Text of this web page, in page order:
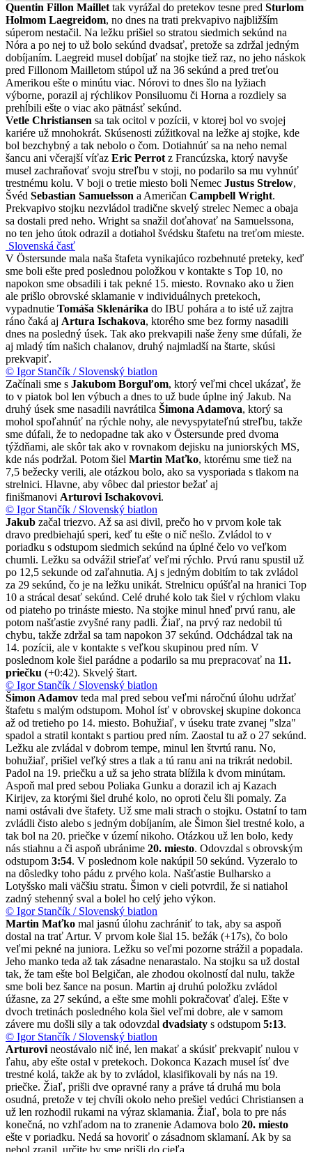
Quentin Fillon Maillet tak vyrážal do pretekov tesne pred Sturlom
Holmom Laegreidom, no dnes na trati prekvapivo najbližším
súperom nestačil. Na ležku prišiel so stratou siedmich sekúnd na
Nóra a po nej to už bolo sekúnd dvadsať, pretože sa zdržal jedným
dobíjaním. Laegreid musel dobíjať na stojke tiež raz, no jeho náskok
pred Fillonom Mailletom stúpol už na 36 sekúnd a pred treťou
Amerikou ešte o minútu viac. Nórovi to dnes šlo na lyžiach
výborne, porazil aj rýchlikov Ponsiluomu či Horna a rozdiely sa
prehĺbili ešte o viac ako pätnásť sekúnd.
Vetle Christiansen sa tak ocitol v pozícii, v ktorej bol vo svojej
kariére už mnohokrát. Skúsenosti zúžitkoval na ležke aj stojke, kde
bol bezchybný a tak nebolo o čom. Dotiahnúť sa na neho nemal
šancu ani včerajší víťaz Eric Perrot z Francúzska, ktorý navyše
musel zachraňovať svoju streľbu v stoji, no podarilo sa mu vyhnúť
trestnému kolu. V boji o tretie miesto boli Nemec Justus Strelow,
Švéd Sebastian Samuelsson a Američan Campbell Wright.
Prekvapivo stojku nezvládol tradične skvelý strelec Nemec a obaja
sa dostali pred neho. Wright sa snažil doťahovať na Samuelssona,
no ten jeho útok odrazil a dotiahol švédsku štafetu na treťom mieste.
Slovenská časť
V Östersunde mala naša štafeta vynikajúco rozbehnuté preteky, keď
sme boli ešte pred poslednou položkou v kontakte s Top 10, no
napokon sme obsadili i tak pekné 15. miesto. Rovnako ako u žien
ale prišlo obrovské sklamanie v individuálnych pretekoch,
vypadnutie Tomáša Sklenárika do IBU pohára a to isté už zajtra
ráno čaká aj Artura Ischakova, ktorého sme bez formy nasadili
dnes na posledný úsek. Tak ako prekvapili naše ženy sme dúfali, že
aj mladý tím našich chalanov, druhý najmladší na štarte, skúsi
prekvapiť.
© Igor Stančík / Slovenský biatlon
Začínali sme s Jakubom Borguľom, ktorý veľmi chcel ukázať, že
to v piatok bol len výbuch a dnes to už bude úplne iný Jakub. Na
druhý úsek sme nasadili navrátilca Šimona Adamova, ktorý sa
mohol spoľahnúť na rýchle nohy, ale nevyspytateľnú streľbu, takže
sme dúfali, že to nedopadne tak ako v Östersunde pred dvoma
týždňami, ale skôr tak ako v rovnakom dejisku na juniorských MS,
kde nás podržal. Potom šiel Martin Maťko, ktorému sme tiež na
7,5 bežecky verili, ale otázkou bolo, ako sa vysporiada s tlakom na
strelnici. Hlavne, aby vôbec dal priestor bežať aj
finišmanovi Arturovi Ischakovovi.
© Igor Stančík / Slovenský biatlon
Jakub začal triezvo. Až sa asi divil, prečo ho v prvom kole tak
dravo predbiehajú speri, keď tu ešte o nič nešlo. Zvládol to v
poriadku s odstupom siedmich sekúnd na úplné čelo vo veľkom
chumli. Ležku sa odvážil strieľať veľmi rýchlo. Prvú ranu spustil už
po 12,5 sekunde od zaľahnutia. Aj s jedným dobitím to tak zvládol
za 29 sekúnd, čo je na ležku unikát. Strelnicu opúšťal na hranici Top
10 a strácal desať sekúnd. Celé druhé kolo tak šiel v rýchlom vlaku
od piateho po trináste miesto. Na stojke minul hneď prvú ranu, ale
potom našťastie zvyšné rany padli. Žiaľ, na prvý raz nedobil tú
chybu, takže zdržal sa tam napokon 37 sekúnd. Odchádzal tak na
14. pozícii, ale v kontakte s veľkou skupinou pred ním. V
poslednom kole šiel parádne a podarilo sa mu prepracovať na 11.
priečku (+0:42). Skvelý štart.
© Igor Stančík / Slovenský biatlon
Šimon Adamov teda mal pred sebou veľmi náročnú úlohu udržať
štafetu s malým odstupom. Mohol ísť v obrovskej skupine dokonca
až od tretieho po 14. miesto. Bohužiaľ, v úseku trate zvanej "slza"
spadol a stratil kontakt s partiou pred ním. Zaostal tu až o 27 sekúnd.
Ležku ale zvládal v dobrom tempe, minul len štvrtú ranu. No,
bohužiaľ, prišiel veľký stres a tlak a tú ranu ani na trikrát nedobil.
Padol na 19. priečku a už sa jeho strata blížila k dvom minútam.
Aspoň mal pred sebou Poliaka Gunku a dorazil ich aj Kazach
Kirijev, za ktorými šiel druhé kolo, no oproti čelu šli pomaly. Za
nami ostávali dve štafety. Už sme mali strach o stojku. Ostatní to tam
zvládli čisto alebo s jedným dobíjaním, ale Šimon šiel trestné kolo, a
tak bol na 20. priečke v území nikoho. Otázkou už len bolo, kedy
nás stiahnu a či aspoň ubránime 20. miesto. Odovzdal s obrovským
odstupom 3:54. V poslednom kole nakúpil 50 sekúnd. Vyzeralo to
na dôsledky toho pádu z prvého kola. Našťastie Bulharsko a
Lotyšsko mali väčšiu stratu. Šimon v cieli potvrdil, že si natiahol
zadný stehenný sval a bolel ho celý jeho výkon.
© Igor Stančík / Slovenský biatlon
Martin Maťko mal jasnú úlohu zachrániť to tak, aby sa aspoň
dostal na trať Artur. V prvom kole šial 15. bežák (+17s), čo bolo
veľmi pekné na juniora. Ležku so veľmi pozorne strážil a popadala.
Jeho manko teda až tak zásadne nenarastalo. Na stojku sa už dostal
tak, že tam ešte bol Belgičan, ale zhodou okolností dal nulu, takže
sme boli bez šance na posun. Martin aj druhú položku zvládol
úžasne, za 27 sekúnd, a ešte sme mohli pokračovať ďalej. Ešte v
dvoch tretinách posledného kola šiel veľmi dobre, ale v samom
závere mu došli sily a tak odovzdal dvadsiaty s odstupom 5:13.
© Igor Stančík / Slovenský biatlon
Arturovi neostávalo nič iné, len makať a skúsiť prekvapiť nulou v
ľahu, aby ešte ostal v pretekoch. Dokonca Kazach musel ísť dve
trestné kolá, takže ak by to zvládol, klasifikovali by nás na 19.
priečke. Žiaľ, prišli dve opravné rany a práve tá druhá mu bola
osudná, pretože v tej chvíli okolo neho prešiel vedúci Christiansen a
už len rozhodil rukami na výraz sklamania. Žiaľ, bola to pre nás
konečná, no vzhľadom na to zranenie Adamova bolo 20. miesto
ešte v poriadku. Nedá sa hovoriť o zásadnom sklamaní. Ak by sa
nebol zranil, určite by sme prišli do cieľa.